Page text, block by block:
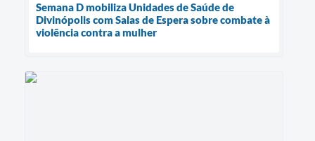
Semana D mobiliza Unidades de Saúde de
Divinópolis com Salas de Espera sobre combate à
violência contra a mulher